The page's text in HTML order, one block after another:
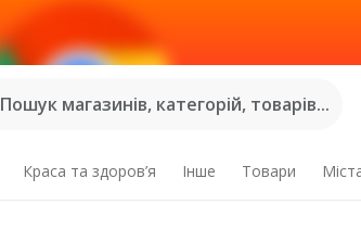
Пошук магазинів, категорій, товарів...
Краса та здоров’я Інше Товари